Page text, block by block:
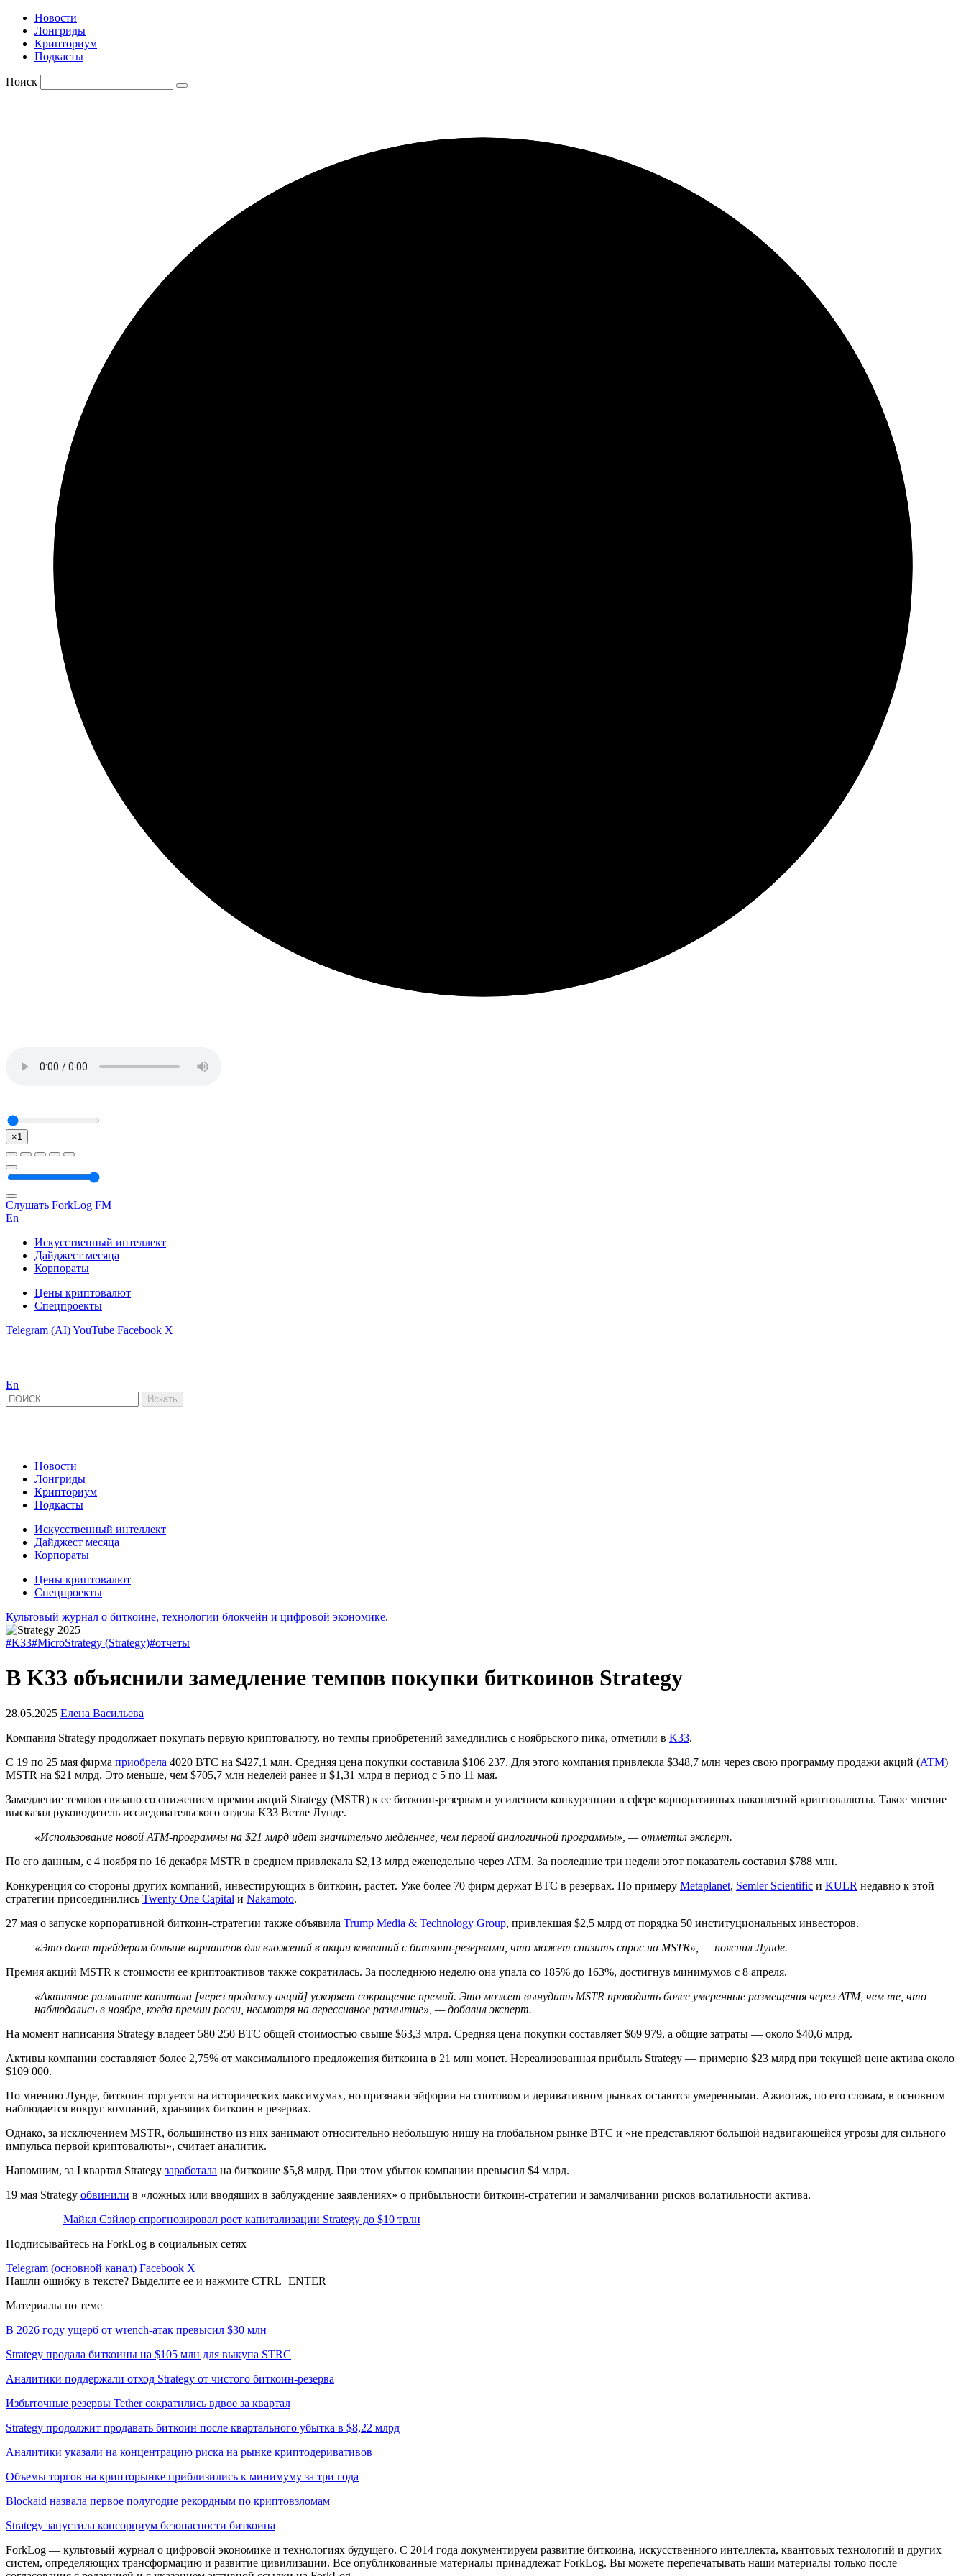
Новости
Лонгриды
Крипториум
Подкасты
Поиск
×1
Слушать ForkLog FM
En
Искусственный интеллект
Дайджест месяца
Корпораты
Цены криптовалют
Спецпроекты
Telegram (AI)YouTube Facebook X
En
Новости
Лонгриды
Крипториум
Подкасты
Искусственный интеллект
Дайджест месяца
Корпораты
Цены криптовалют
Спецпроекты
Культовый журнал о биткоине, технологии блокчейн и цифровой экономике.
#K33#MicroStrategy (Strategy)#отчеты
В K33 объяснили замедление темпов покупки биткоинов Strategy
28.05.2025 Елена Васильева
Компания Strategy продолжает покупать первую криптовалюту, но темпы приобретений замедлились с ноябрьского пика, отметили в K33.
С 19 по 25 мая фирма приобрела 4020 BTC на $427,1 млн. Средняя цена покупки составила $106 237. Для этого компания привлекла $348,7 млн через свою программу продажи акций (ATM)
MSTR на $21 млрд. Это меньше, чем $705,7 млн неделей ранее и $1,31 млрд в период с 5 по 11 мая.
Замедление темпов связано со снижением премии акций Strategy (MSTR) к ее биткоин-резервам и усилением конкуренции в сфере корпоративных накоплений криптовалюты. Такое мнение
высказал руководитель исследовательского отдела K33 Ветле Лунде.
«Использование новой ATM-программы на $21 млрд идет значительно медленнее, чем первой аналогичной программы», — отметил эксперт.
По его данным, с 4 ноября по 16 декабря MSTR в среднем привлекала $2,13 млрд еженедельно через ATM. За последние три недели этот показатель составил $788 млн.
Конкуренция со стороны других компаний, инвестирующих в биткоин, растет. Уже более 70 фирм держат BTC в резервах. По примеру Metaplanet, Semler Scientific и KULR недавно к этой
стратегии присоединились Twenty One Capital и Nakamoto.
27 мая о запуске корпоративной биткоин-стратегии также объявила Trump Media & Technology Group, привлекшая $2,5 млрд от порядка 50 институциональных инвесторов.
«Это дает трейдерам больше вариантов для вложений в акции компаний с биткоин-резервами, что может снизить спрос на MSTR», — пояснил Лунде.
Премия акций MSTR к стоимости ее криптоактивов также сократилась. За последнюю неделю она упала со 185% до 163%, достигнув минимумов с 8 апреля.
«Активное размытие капитала [через продажу акций] ускоряет сокращение премий. Это может вынудить MSTR проводить более умеренные размещения через ATM, чем те, что
наблюдались в ноябре, когда премии росли, несмотря на агрессивное размытие», — добавил эксперт.
На момент написания Strategy владеет 580 250 BTC общей стоимостью свыше $63,3 млрд. Средняя цена покупки составляет $69 979, а общие затраты — около $40,6 млрд.
Активы компании составляют более 2,75% от максимального предложения биткоина в 21 млн монет. Нереализованная прибыль Strategy — примерно $23 млрд при текущей цене актива около
$109 000.
По мнению Лунде, биткоин торгуется на исторических максимумах, но признаки эйфории на спотовом и деривативном рынках остаются умеренными. Ажиотаж, по его словам, в основном
наблюдается вокруг компаний, хранящих биткоин в резервах.
Однако, за исключением MSTR, большинство из них занимают относительно небольшую нишу на глобальном рынке BTC и «не представляют большой надвигающейся угрозы для сильного
импульса первой криптовалюты», считает аналитик.
Напомним, за I квартал Strategy заработала на биткоине $5,8 млрд. При этом убыток компании превысил $4 млрд.
19 мая Strategy обвинили в «ложных или вводящих в заблуждение заявлениях» о прибыльности биткоин-стратегии и замалчивании рисков волатильности актива.
Майкл Сэйлор спрогнозировал рост капитализации Strategy до $10 трлн
Подписывайтесь на ForkLog в социальных сетях
Telegram (основной канал) Facebook X
Нашли ошибку в тексте? Выделите ее и нажмите CTRL+ENTER
Материалы по теме
В 2026 году ущерб от wrench-атак превысил $30 млн
Strategy продала биткоины на $105 млн для выкупа STRC
Аналитики поддержали отход Strategy от чистого биткоин-резерва
Избыточные резервы Tether сократились вдвое за квартал
Strategy продолжит продавать биткоин после квартального убытка в $8,22 млрд
Аналитики указали на концентрацию риска на рынке криптодеривативов
Объемы торгов на крипторынке приблизились к минимуму за три года
Blockaid назвала первое полугодие рекордным по криптовзломам
Strategy запустила консорциум безопасности биткоина
ForkLog — культовый журнал о цифровой экономике и технологиях будущего. С 2014 года документируем развитие биткоина, искусственного интеллекта, квантовых технологий и других
систем, определяющих трансформацию и развитие цивилизации. Все опубликованные материалы принадлежат ForkLog. Вы можете перепечатывать наши материалы только после